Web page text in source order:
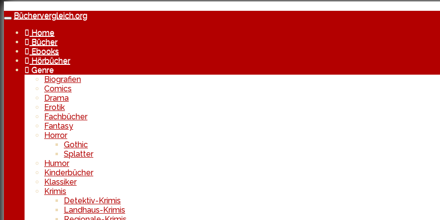
Skip
to
content
Toggle
navigation
Büchervergleich.org
Home
Bücher
Ebooks
Hörbücher
Genre
Biografien
Comics
Drama
Erotik
Fachbücher
Fantasy
Horror
Gothic
Splatter
Humor
Kinderbücher
Klassiker
Krimis
Detektiv-Krimis
Landhaus-Krimis